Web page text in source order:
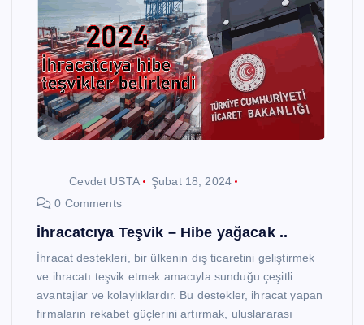
Cevdet USTA
Şubat 18, 2024
0 Comments
İhracatcıya Teşvik – Hibe yağacak ..
İhracat destekleri, bir ülkenin dış ticaretini geliştirmek
ve ihracatı teşvik etmek amacıyla sunduğu çeşitli
avantajlar ve kolaylıklardır. Bu destekler, ihracat yapan
firmaların rekabet güçlerini artırmak, uluslararası